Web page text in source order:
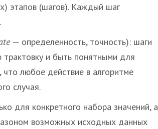
этапов (шагов). Каждый шаг
— определенность, точность): шаги
и быть понятными для
что любое действие в алгоритме
случая.
для конкретного набора значений, а
возможных исходных данных